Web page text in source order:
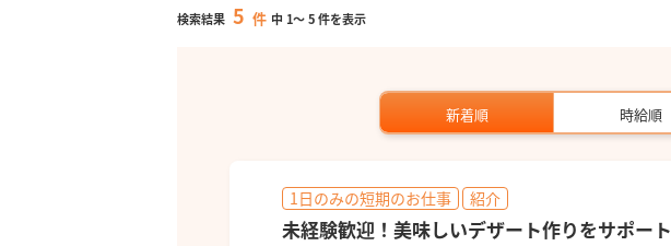
検索結果 5 件 中 1～5件を表示
新着順 時給順
1日のみの短期のお仕事 紹介
未経験歓迎！美味しいデザート作りをサポート